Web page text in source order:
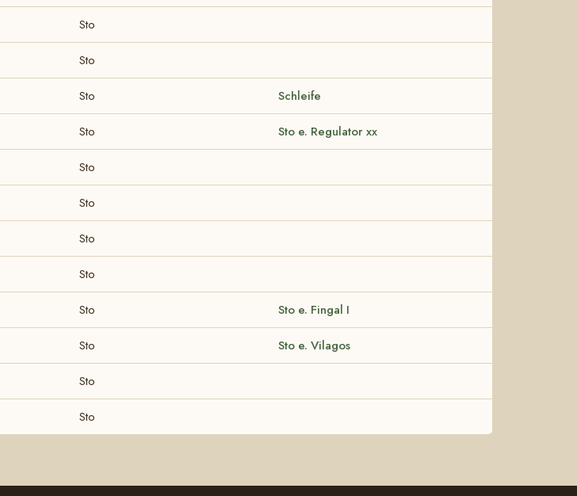
Sto
Sto
Sto Schleife
Sto Sto e. Regulator xx
Sto
Sto
Sto
Sto
Sto Sto e. Fingal I
Sto Sto e. Vilagos
Sto
Sto